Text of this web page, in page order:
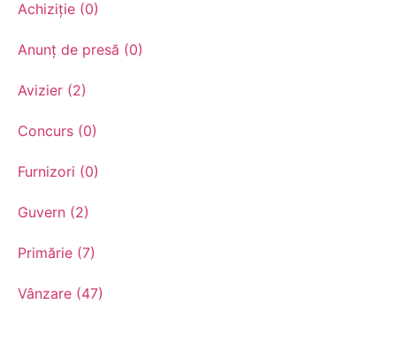
Achiziție (0)
Anunț de presă (0)
Avizier (2)
Concurs (0)
Furnizori (0)
Guvern (2)
Primărie (7)
Vânzare (47)